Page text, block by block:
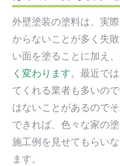
外壁塗装の塗料は、実
からないことが多く失
い面を塗ることに加え
く変わります。最近で
てくれる業者も多いの
はないことがあるので
できれば、色々な家の
施工例を見せてもらい
ます。